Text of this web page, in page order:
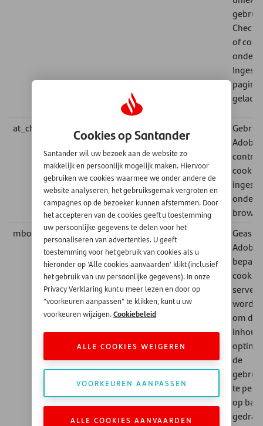
Check
of
pagina
at_check Analytische
Adobe
mboxEdgeCluster
Analytische Session
Adobe
cookie
om de
inhoud
de
te
op
Cookies op Santander
Santander wil uw bezoek aan de website zo
makkelijk en persoonlijk mogelijk maken. Hiervoor
gebruiken we cookies waarmee we onder andere de
website analyseren, het gebruiksgemak vergroten en
campagnes op de bezoeker kunnen afstemmen. Door
het accepteren van de cookies geeft u toestemming
uw persoonlijke gegevens te delen voor het
personaliseren van advertenties. U geeft
toestemming voor het gebruik van cookies als u
hieronder op 'Alle cookies aanvaarden' klikt (inclusief
het gebruik van uw persoonlijke gegevens). In onze
Privacy Verklaring kunt u meer lezen en door op
"voorkeuren aanpassen" te klikken, kunt u uw
voorkeuren wijzigen.Cookiebeleid
ALLE COOKIES WEIGEREN
VOORKEUREN AANPASSEN
ALLE COOKIES AANVAARDEN